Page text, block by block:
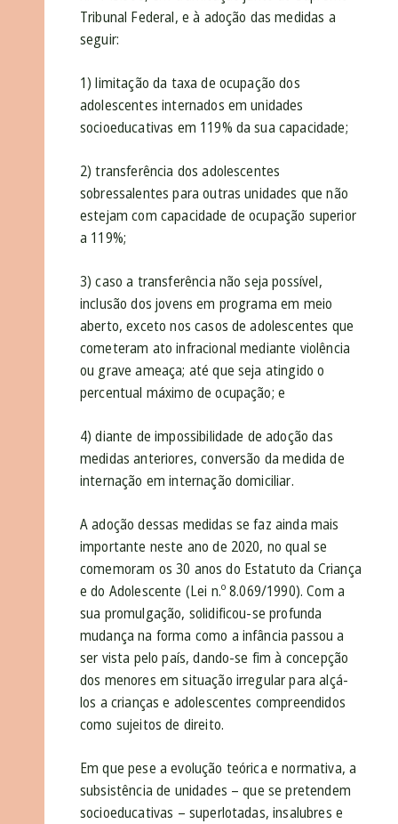
Tribunal Federal, e à adoção das medidas a
seguir:
1) limitação da taxa de ocupação dos
adolescentes internados em unidades
socioeducativas em 119% da sua capacidade;
2) transferência dos adolescentes
sobressalentes para outras unidades que não
estejam com capacidade de ocupação superior
a 119%;
3) caso a transferência não seja possível,
inclusão dos jovens em programa em meio
aberto, exceto nos casos de adolescentes que
cometeram ato infracional mediante violência
ou grave ameaça; até que seja atingido o
percentual máximo de ocupação; e
4) diante de impossibilidade de adoção das
medidas anteriores, conversão da medida de
internação em internação domiciliar.
A adoção dessas medidas se faz ainda mais
importante neste ano de 2020, no qual se
comemoram os 30 anos do Estatuto da Criança
e do Adolescente (Lei n.º 8.069/1990). Com a
sua promulgação, solidificou-se profunda
mudança na forma como a infância passou a
ser vista pelo país, dando-se fim à concepção
dos menores em situação irregular para alçá-
los a crianças e adolescentes compreendidos
como sujeitos de direito.
Em que pese a evolução teórica e normativa, a
subsistência de unidades – que se pretendem
socioeducativas – superlotadas, insalubres e